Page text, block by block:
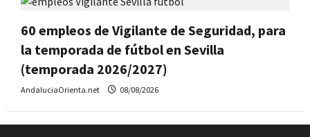
60 empleos de Vigilante de Seguridad, para
la temporada de fútbol en Sevilla
(temporada 2026/2027)
AndaluciaOrienta.net 08/08/2026